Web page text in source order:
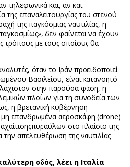
τηλεφωνικά και, αν και
επαναλειτουργίας του στενού
της παγκόσμιας ναυτιλίας, η
δεν φαίνεται να έχουν
τρόπους με τους οποίους θα
όταν το Ιράν προειδοποιεί
Βασιλείου, είναι κατανοητό
στην παρούσα φάση, η
πλοίων για τη συνοδεία των
η βρετανική κυβέρνηση
μη επανδρωμένα αεροσκάφη (drone)
στο πλαίσιο της
την απελευθέρωση της ναυτιλίας
οδός, λέει η Ιταλία